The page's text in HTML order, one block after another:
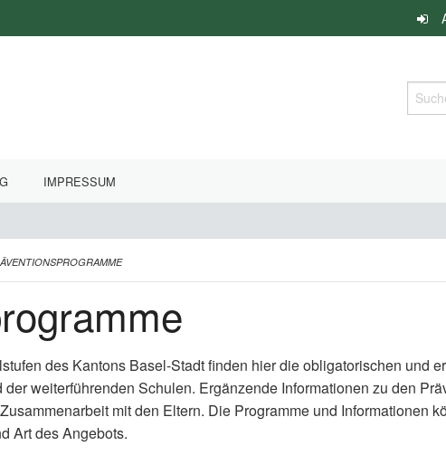
Suche
IMPRESSUM
des Kantons Basel-Stadt finden hier die obligatorischen und
weiterführenden Schulen. Ergänzende Informationen zu den
mit den Eltern. Die Programme und Informationen
Art des Angebots.